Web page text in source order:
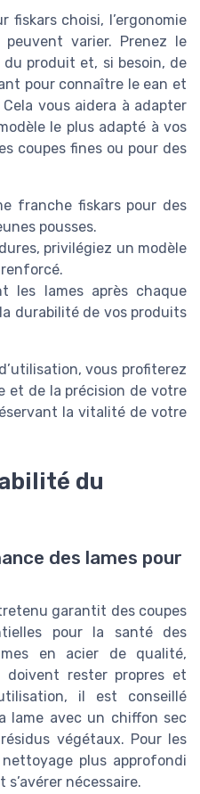
fiskars choisi, l’ergonomie
varier. Prenez le
produit et, si besoin, de
pour connaître le ean et
vous aidera à adapter
le plus adapté à vos
coupes fines ou pour des
franche fiskars pour des
pousses.
privilégiez un modèle
les lames après chaque
durabilité de vos produits
vous profiterez
et de la précision de votre
la vitalité de votre
du
des lames pour
garantit des coupes
pour la santé des
en acier de qualité,
rester propres et
il est conseillé
lame avec un chiffon sec
végétaux. Pour les
plus approfondi
nécessaire.